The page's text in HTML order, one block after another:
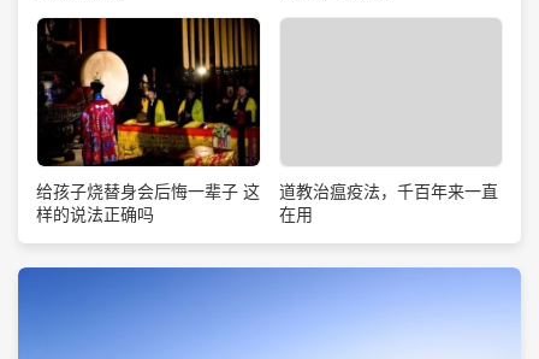
给孩子烧替身会后悔一辈子 这
样的说法正确吗
道教治瘟疫法，千百年来一直
在用